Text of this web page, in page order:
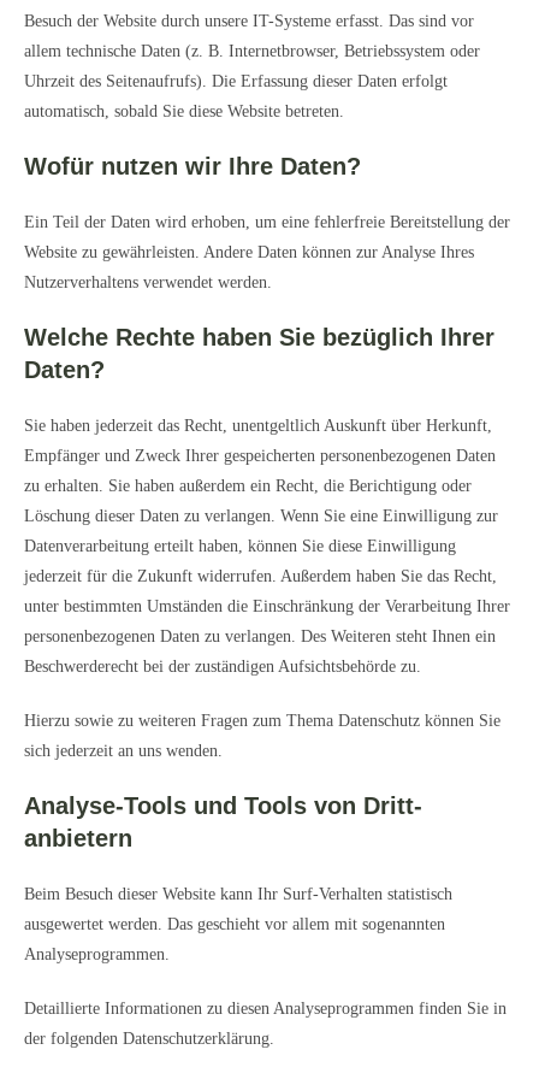
Besuch der Website durch unsere IT-Systeme erfasst. Das sind vor
allem technische Daten (z. B. Internetbrowser, Betriebssystem oder
Uhrzeit des Seitenaufrufs). Die Erfassung dieser Daten erfolgt
automatisch, sobald Sie diese Website betreten.
Wofür nutzen wir Ihre Daten?
Ein Teil der Daten wird erhoben, um eine fehlerfreie Bereitstellung der
Website zu gewährleisten. Andere Daten können zur Analyse Ihres
Nutzerverhaltens verwendet werden.
Welche Rechte haben Sie bezüglich Ihrer
Daten?
Sie haben jederzeit das Recht, unentgeltlich Auskunft über Herkunft,
Empfänger und Zweck Ihrer gespeicherten personenbezogenen Daten
zu erhalten. Sie haben außerdem ein Recht, die Berichtigung oder
Löschung dieser Daten zu verlangen. Wenn Sie eine Einwilligung zur
Datenverarbeitung erteilt haben, können Sie diese Einwilligung
jederzeit für die Zukunft widerrufen. Außerdem haben Sie das Recht,
unter bestimmten Umständen die Einschränkung der Verarbeitung Ihrer
personenbezogenen Daten zu verlangen. Des Weiteren steht Ihnen ein
Beschwerderecht bei der zuständigen Aufsichtsbehörde zu.
Hierzu sowie zu weiteren Fragen zum Thema Datenschutz können Sie
sich jederzeit an uns wenden.
Analyse-Tools und Tools von Dritt­
anbietern
Beim Besuch dieser Website kann Ihr Surf-Verhalten statistisch
ausgewertet werden. Das geschieht vor allem mit sogenannten
Analyseprogrammen.
Detaillierte Informationen zu diesen Analyseprogrammen finden Sie in
der folgenden Datenschutzerklärung.